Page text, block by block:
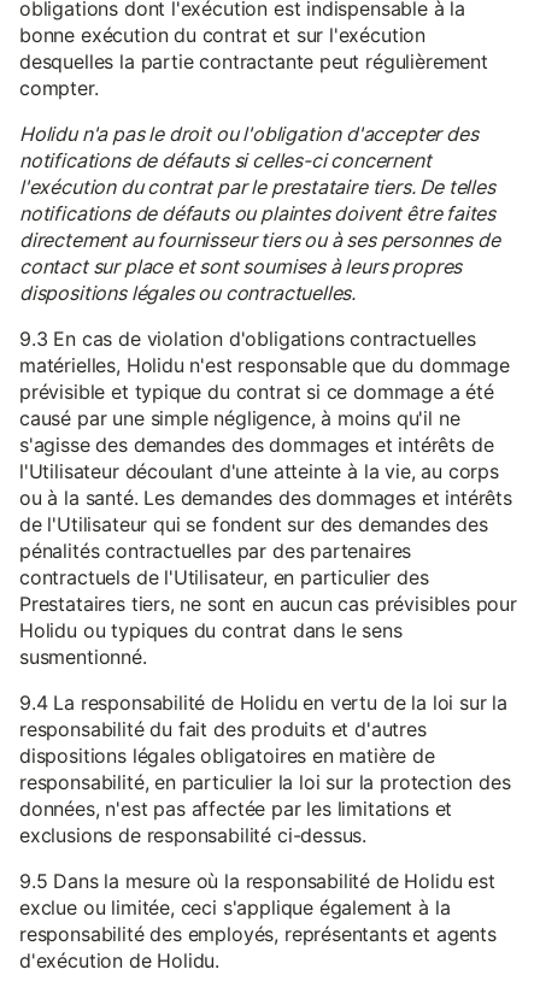
obligations dont l'exécution est indispensable à la
bonne exécution du contrat et sur l'exécution
desquelles la partie contractante peut régulièrement
compter.
Holidu n'a pas le droit ou l'obligation d'accepter des
notifications de défauts si celles-ci concernent
l'exécution du contrat par le prestataire tiers. De telles
notifications de défauts ou plaintes doivent être faites
directement au fournisseur tiers ou à ses personnes de
contact sur place et sont soumises à leurs propres
dispositions légales ou contractuelles.
9.3 En cas de violation d'obligations contractuelles
matérielles, Holidu n'est responsable que du dommage
prévisible et typique du contrat si ce dommage a été
causé par une simple négligence, à moins qu'il ne
s'agisse des demandes des dommages et intérêts de
l'Utilisateur découlant d'une atteinte à la vie, au corps
ou à la santé. Les demandes des dommages et intérêts
de l'Utilisateur qui se fondent sur des demandes des
pénalités contractuelles par des partenaires
contractuels de l'Utilisateur, en particulier des
Prestataires tiers, ne sont en aucun cas prévisibles pour
Holidu ou typiques du contrat dans le sens
susmentionné.
9.4 La responsabilité de Holidu en vertu de la loi sur la
responsabilité du fait des produits et d'autres
dispositions légales obligatoires en matière de
responsabilité, en particulier la loi sur la protection des
données, n'est pas affectée par les limitations et
exclusions de responsabilité ci-dessus.
9.5 Dans la mesure où la responsabilité de Holidu est
exclue ou limitée, ceci s'applique également à la
responsabilité des employés, représentants et agents
d'exécution de Holidu.